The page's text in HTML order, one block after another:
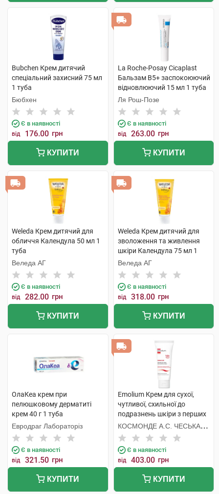
Bubchen Крем дитячий
спеціальний захисний 75 мл
1 туба
Бюбхен
Є в наявності
від 176.00 грн
КУПИТИ
La Roche-Posay Cicaplast
Бальзам B5+ заспокоюючий
відновлюючий 15 мл 1 туба
Ля Рош-Позе
Є в наявності
від 263.00 грн
КУПИТИ
Weleda Крем дитячий для
обличчя Календула 50 мл 1
туба
Веледа АГ
Є в наявності
від 282.00 грн
КУПИТИ
Weleda Крем дитячий для
зволоження та живлення
шкіри Календула 75 мл 1
туба
Веледа АГ
Є в наявності
від 318.00 грн
КУПИТИ
ОлаКеа крем при
пелюшковому дерматиті
крем 40 г 1 туба
Евродраг Лабораторіз
Є в наявності
від 321.50 грн
КУПИТИ
Emolium Крем для сухої,
чутливої, схильної до
подразнень шкіри з перших
днів життя 75 мл 1 туба
КОСМОНДЕ А.С. ЧЕСЬКА
РЕСПУБЛІКА
Є в наявності
від 403.00 грн
КУПИТИ